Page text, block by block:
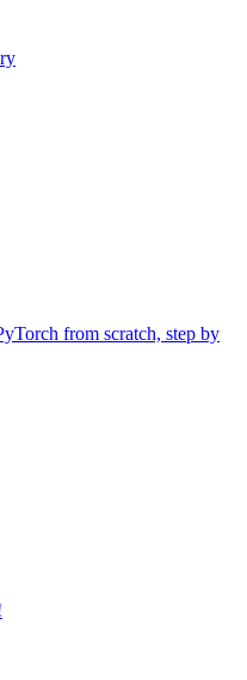
from scratch, step by